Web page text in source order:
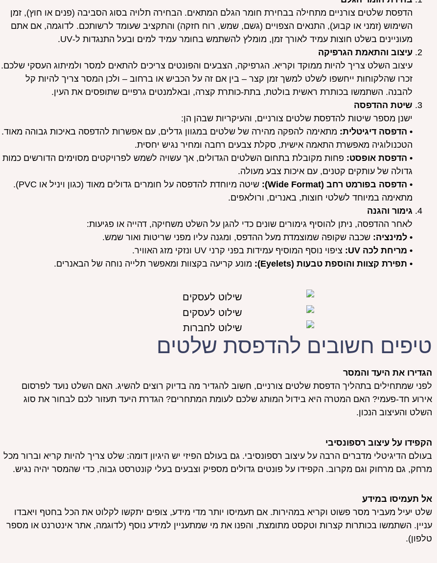
הדפסת שלטים צורניים מתחילה בבחירת חומר הגלם המתאים. הבחירה תלויה בסוג הסביבה (פנים או חוץ), זמן
השימוש (זמני או קבוע), התנאים הצפויים (גשם, שמש, רוח חזקה) והתקציב שעומד לרשותכם. לדוגמה, אם אתם
מעוניינים בשלט חוצות עמיד לאורך זמן, מומלץ להשתמש בחומר עמיד למים ובעל התנגדות ל-UV.
עיצוב והתאמת הגרפיקה
עיצוב השלט צריך להיות ממוקד וקריא. הגרפיקה, הצבעים והפונטים צריכים להתאים למסר ולמיתוג העסקי שלכם.
זכרו שהלקוחות ייחשפו לשלט למשך זמן קצר – בין אם זה על הכביש או ברחוב – ולכן המסר צריך להיות קל
להבנה. השתמשו בכותרת ראשית בולטת, בתת-כותרת קצרה, ובאלמנטים גרפיים שתופסים את העין.
שיטת ההדפסה
ישנן מספר שיטות להדפסת שלטים צורניים, והעיקריות שבהן הן:
• הדפסה דיגיטלית: מתאימה להפקה מהירה של שלטים במגוון גדלים, עם אפשרות להדפסה באיכות גבוהה מאוד.
הטכנולוגיה מאפשרת התאמה אישית, סקלת צבעים רחבה ומחיר נגיש יחסית.
• הדפסת אופסט: פחות מקובלת בתחום השלטים הגדולים, אך עשויה לשמש לפרויקטים מסוימים הדורשים כמות
גדולה של עותקים קטנים, עם איכות צבע מעולה.
• הדפסה בפורמט רחב (Wide Format):
שיטה מיוחדת להדפסה על חומרים גדולים מאוד (כגון ויניל או PVC).
מתאימה במיוחד לשלטי חוצות, באנרים, ורולאפים.
גימור והגנה
לאחר ההדפסה, ניתן להוסיף גימורים שונים כדי להגן על השלט משחיקה, דהייה או פגיעות:
• למינציה: שכבה שקופה שמוצמדת מעל ההדפס, ומגנה עליו מפני שריטות ואור שמש.
• מריחת לכה UV:
ציפוי נוסף המוסיף עמידות בפני קרני UV ונזקי מזג האוויר.
• תפירת קצוות והוספת טבעות (Eyelets):
מונע קריעה בקצוות ומאפשר תלייה נוחה של הבאנרים.
טיפים חשובים להדפסת שלטים
הגדירו את היעד והמסר
לפני שמתחילים בתהליך הדפסת שלטים צורניים, חשוב להגדיר מה בדיוק רוצים להשיג. האם השלט נועד לפרסום
אירוע חד-פעמי? האם המטרה היא בידול המותג שלכם לעומת המתחרים? הגדרת היעד תעזור לכם לבחור את סוג
השלט והעיצוב הנכון.
הקפידו על עיצוב רספונסיבי
בעולם הדיגיטלי מדברים הרבה על עיצוב רספונסיבי. גם בעולם הפיזי יש היגיון דומה: שלט צריך להיות קריא וברור מכל
מרחק, גם מרחוק וגם מקרוב. הקפידו על פונטים גדולים מספיק וצבעים בעלי קונטרסט גבוה, כדי שהמסר יהיה נגיש.
אל תעמיסו במידע
שלט יעיל מעביר מסר פשוט וקריא במהירות. אם תעמיסו יותר מדי מידע, צופים יתקשו לקלוט את הכל בחטף ויאבדו
עניין. השתמשו בכותרות קצרות וטקסט מתומצת, והפנו את מי שמתעניין למידע נוסף (לדוגמה, אתר אינטרנט או מספר
טלפון).